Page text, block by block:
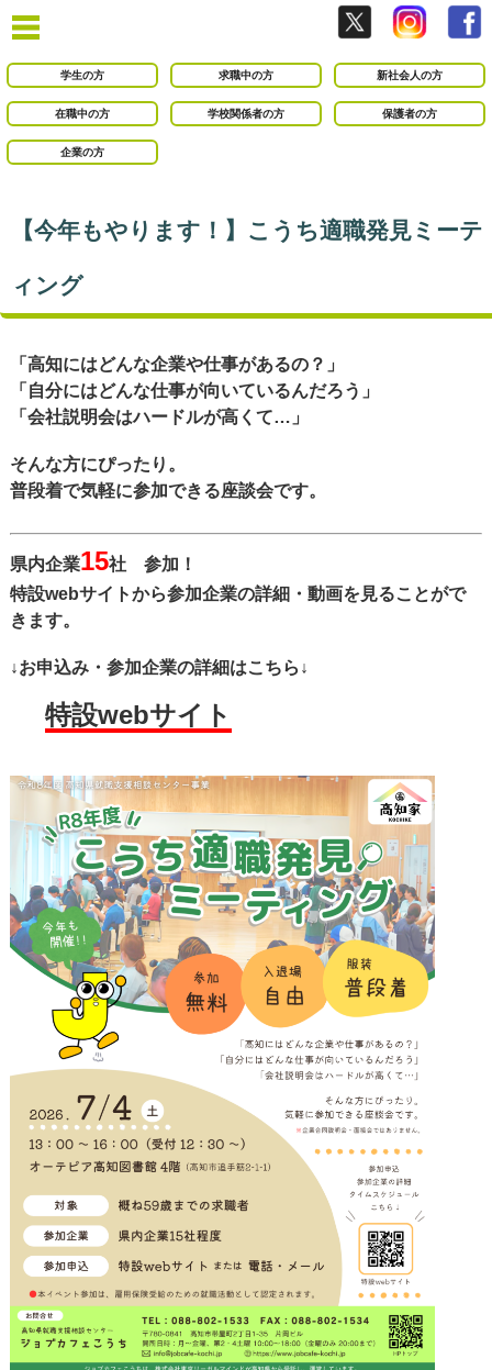
学生の方 求職中の方 新社会人の方
在職中の方 学校関係者の方 保護者の方
企業の方
【今年もやります！】こうち適職発見ミーテ
ィング
「高知にはどんな企業や仕事があるの？」
「自分にはどんな仕事が向いているんだろう」
「会社説明会はハードルが高くて…」
そんな方にぴったり。
普段着で気軽に参加できる座談会です。
県内企業15社 参加！
特設webサイトから参加企業の詳細・動画を見ることがで
きます。
↓お申込み・参加企業の詳細はこちら↓
特設webサイト